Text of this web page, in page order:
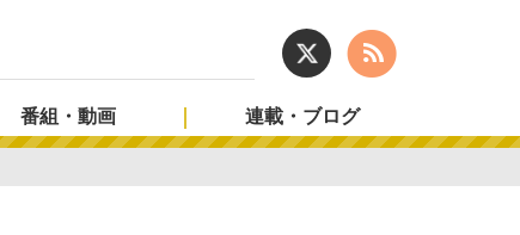
番組・動画 連載・ブログ